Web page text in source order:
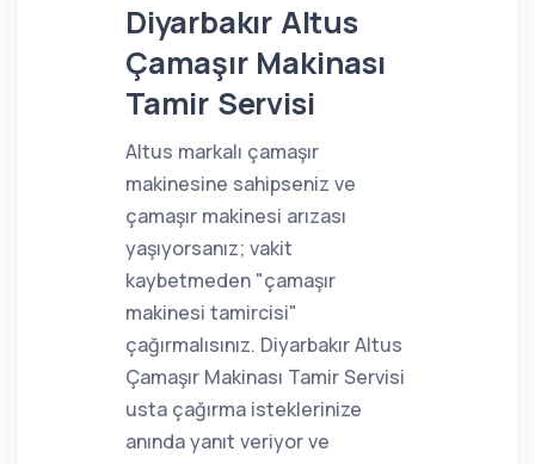
Diyarbakır Altus
Çamaşır Makinası
Tamir Servisi
Altus markalı çamaşır
makinesine sahipseniz ve
çamaşır makinesi arızası
yaşıyorsanız; vakit
kaybetmeden "çamaşır
makinesi tamircisi"
çağırmalısınız. Diyarbakır Altus
Çamaşır Makinası Tamir Servisi
usta çağırma isteklerinize
anında yanıt veriyor ve